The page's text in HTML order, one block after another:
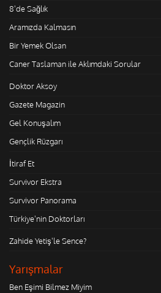
8'de Sağlık
Aramızda Kalmasın
Bir Yemek Olsan
Caner Taslaman ile Aklımdaki Sorular
Doktor Aksoy
Gazete Magazin
Gel Konuşalım
Gençlik Rüzgarı
İtiraf Et
Survivor Ekstra
Survivor Panorama
Türkiye'nin Doktorları
Zahide Yetiş'le Sence?
Yarışmalar
Ben Eşimi Bilmez Miyim